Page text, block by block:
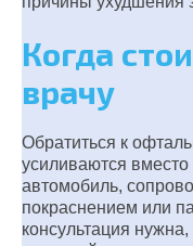
Когда
врачу
Обратиться к
усиливаются
автомобиль,
покраснением или
консультация